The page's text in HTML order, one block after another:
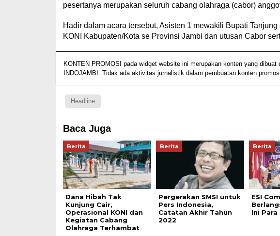
pesertanya merupakan seluruh cabang olahraga (cabor)
Hadir dalam acara tersebut, Asisten 1 mewakili Bupati
KONI Kabupaten/Kota se Provinsi Jambi dan utusan Cabor
KONTEN PROMOSI pada widget website ini merupakan konten yang
INDOJAMBI. Tidak ada aktivitas jurnalistik dalam pembuatan konten
Headline
Baca Juga
Berita
Dana Hibah Tak
Kunjung Cair,
Operasional KONI dan
Kegiatan Cabang
Olahraga Terhambat
Berita
Pergerakan SMSI untuk
Pers Indonesia,
Catatan Akhir Tahun
2022
Berita
ESI
Ini Para